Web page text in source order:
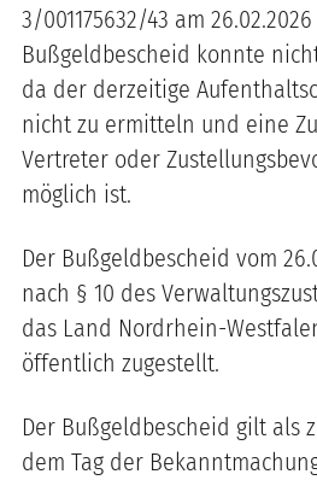
3/001175632/43 am
Bußgeldbescheid konnte
da der derzeitige
nicht zu ermitteln und eine
Vertreter oder
möglich ist.
Der Bußgeldbescheid vom
nach § 10 des
das Land Nordrhein-
öffentlich zugestellt.
Der Bußgeldbescheid gilt als
dem Tag der